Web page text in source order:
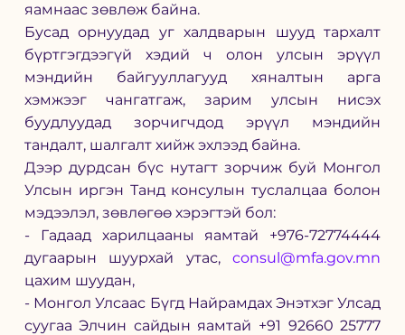
яамнаас зөвлөж байна.
Бусад орнуудад уг халдварын шууд тархалт
бүртгэгдээгүй хэдий ч олон улсын эрүүл
мэндийн байгууллагууд хяналтын арга
хэмжээг чангатгаж, зарим улсын нисэх
буудлуудад зорчигчдод эрүүл мэндийн
тандалт, шалгалт хийж эхлээд байна.
Дээр дурдсан бүс нутагт зорчиж буй Монгол
Улсын иргэн Танд консулын туслалцаа болон
мэдээлэл, зөвлөгөө хэрэгтэй бол:
- Гадаад харилцааны яамтай +976-72774444
дугаарын шуурхай утас, consul@mfa.gov.mn
цахим шуудан,
- Монгол Улсаас Бүгд Найрамдах Энэтхэг Улсад
суугаа Элчин сайдын яамтай +91 92660 25777